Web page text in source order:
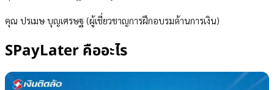
คุณ ปรเมษ บุญเศรษฐ (ผู้เชี่ยวชาญการฝึกอบรมด้านการเงิน)
SPayLater คืออะไร